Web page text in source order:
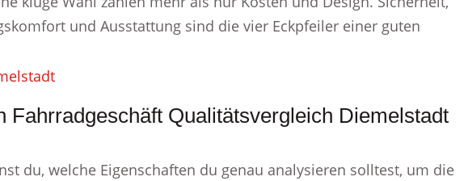
und Ausstattung sind die vier Eckpfeiler einer guten
Fahrradgeschäft Qualitätsvergleich Diemelstadt
du, welche Eigenschaften du genau analysieren solltest, um die